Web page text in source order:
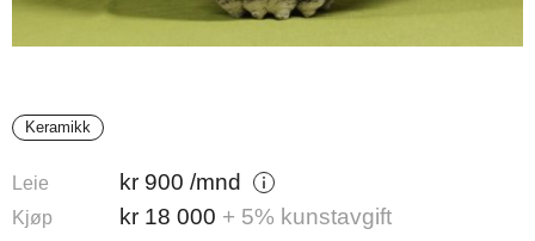
Keramikk
Leie kr 900 /mnd
Kjøp kr 18 000 + 5% kunstavgift